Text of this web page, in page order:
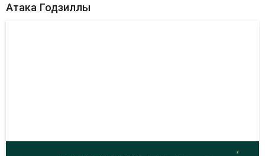
Атака Годзиллы